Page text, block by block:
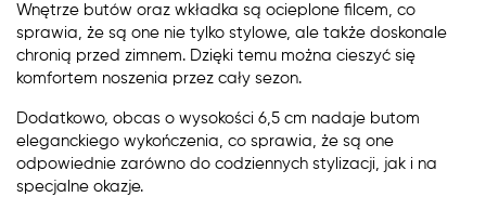
Wnętrze butów oraz wkładka są ocieplone filcem, co
sprawia, że są one nie tylko stylowe, ale także doskonale
chronią przed zimnem. Dzięki temu można cieszyć się
komfortem noszenia przez cały sezon.
Dodatkowo, obcas o wysokości 6,5 cm nadaje butom
eleganckiego wykończenia, co sprawia, że są one
odpowiednie zarówno do codziennych stylizacji, jak i na
specjalne okazje.